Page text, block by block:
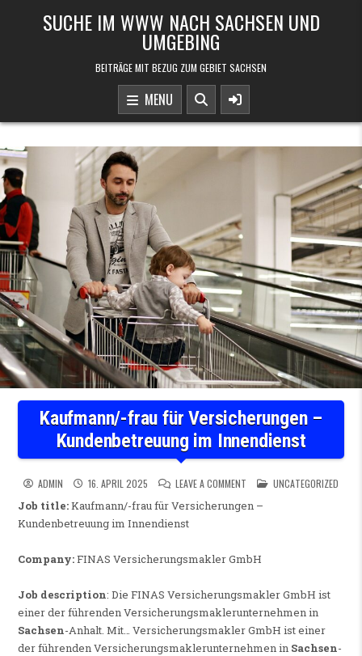
SUCHE IM WWW NACH SACHSEN UND
UMGEBING
BEITRÄGE MIT BEZUG ZUM GEBIET SACHSEN
MENU
Kaufmann/-frau für Versicherungen –
Kundenbetreuung im Innendienst
ADMIN 16. APRIL 2025 LEAVE A COMMENT ON KAUFMANN/-FRAU FÜR
POSTED IN
UNCATEGORIZED
Job title:Kaufmann/-frau für Versicherungen –
Kundenbetreuung im Innendienst
Company:FINAS Versicherungsmakler GmbH
Job description: Die FINAS Versicherungsmakler GmbH ist
einer der führenden Versicherungsmaklerunternehmen in
Sachsen-Anhalt. Mit… Versicherungsmakler GmbH ist einer
der führenden Versicherungsmaklerunternehmen in Sachsen-